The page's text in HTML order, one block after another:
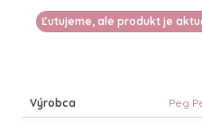
Ľutujeme, ale produkt je
Výrobca Peg